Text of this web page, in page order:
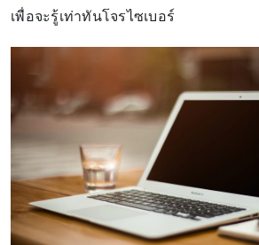
เพื่อจะรู้เท่าทันโจรไซเบอร์